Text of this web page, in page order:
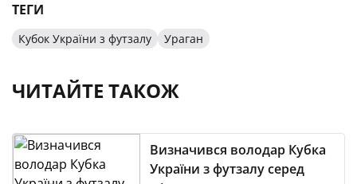
ТЕГИ
Кубок України з футзалу Ураган
ЧИТАЙТЕ ТАКОЖ
Визначився володар Кубка
України з футзалу серед